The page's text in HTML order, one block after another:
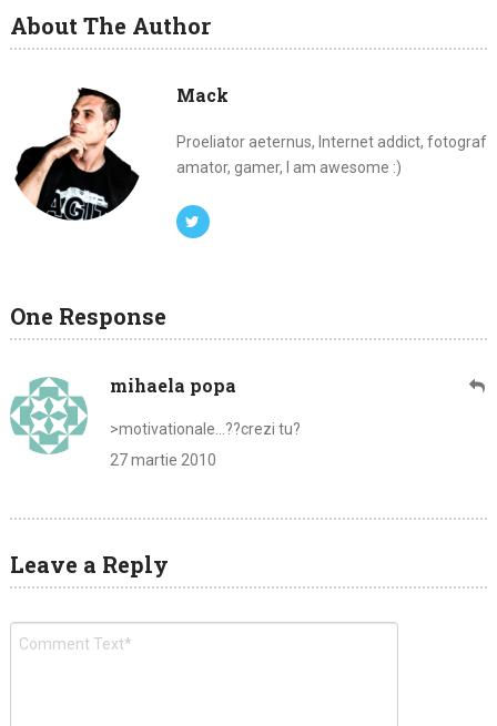
About The Author
Mack
Proeliator aeternus, Internet addict, fotograf
amator, gamer, I am awesome :)
One Response
mihaela popa
>motivationale…??crezi tu?
27 martie 2010
Leave a Reply